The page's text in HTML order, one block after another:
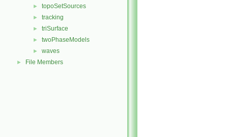
► topoSetSources
► tracking
► triSurface
► twoPhaseModels
► waves
► File Members